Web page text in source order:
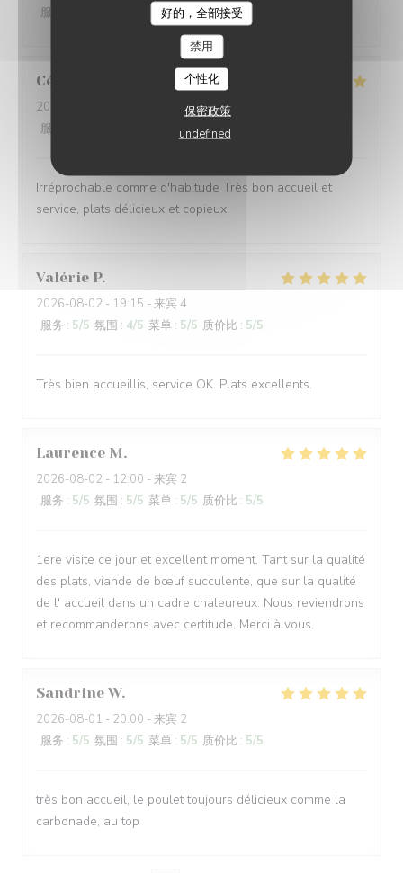
好的，全部接受
禁用
个性化
保密政策
undefined
服务
菜单:5 /5 质价比:
Céline
2026-08-02
- 12:30 - 来宾 6
服务
5/5 质价比
Irréprochable comme d'habitude Très bon accueil et
service, plats délicieux et copieux
Valérie P
2026-08-02 - 19:15 - 来宾 4
服务 : 5/5 氛围 : 4/5 菜单 : 5/5 质价比 : 5/5
Très bien accueillis, service OK. Plats excellents.
Laurence M
2026-08-02 - 12:00 - 来宾 2
服务 : 5/5 氛围 : 5/5 菜单 : 5/5 质价比 : 5/5
1ere visite ce jour et excellent moment. Tant sur la qualité
des plats, viande de bœuf succulente, que sur la qualité
de l' accueil dans un cadre chaleureux. Nous reviendrons
et recommanderons avec certitude. Merci à vous.
Sandrine W
2026-08-01 - 20:00 - 来宾 2
服务 : 5/5 氛围 : 5/5 菜单 : 5/5 质价比 : 5/5
très bon accueil, le poulet toujours délicieux comme la
carbonade, au top
L'AILE ET LA CUISSE